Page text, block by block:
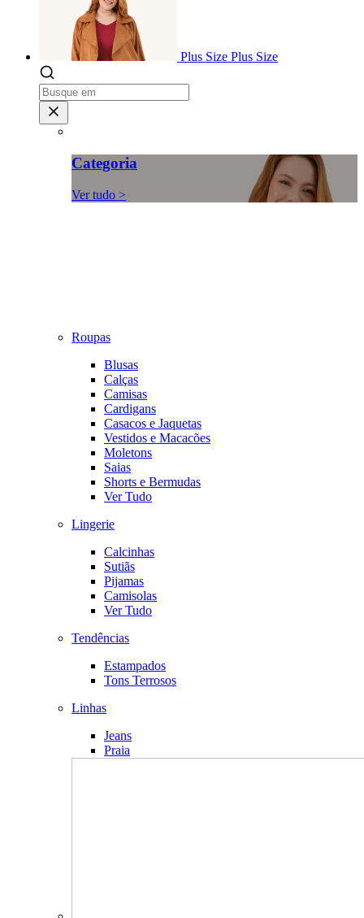
Plus Size Plus Size
Categoria
Ver tudo >
Roupas
Blusas
Calças
Camisas
Cardigans
Casacos e Jaquetas
Vestidos e Macacões
Moletons
Saias
Shorts e Bermudas
Ver Tudo
Lingerie
Calcinhas
Sutiãs
Pijamas
Camisolas
Ver Tudo
Tendências
Estampados
Tons Terrosos
Linhas
Jeans
Praia